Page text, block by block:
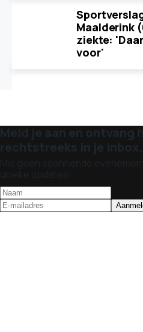
Maalderink
ziekte:
voor'
Meld je aan en ontvang
rechtstreeks in je inbox.
Mis geen spannende
unieke updates!